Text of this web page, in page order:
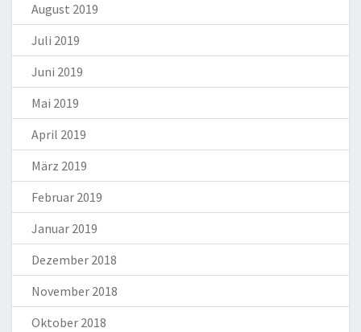
August 2019
Juli 2019
Juni 2019
Mai 2019
April 2019
März 2019
Februar 2019
Januar 2019
Dezember 2018
November 2018
Oktober 2018